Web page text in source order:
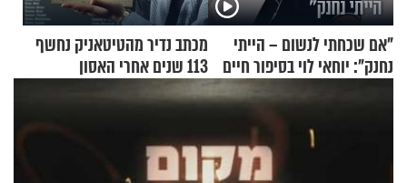
"אם שכחתי לנשום – הייתי
נחנק": יוחאי לוי בסיפור חיים
מכתב נדיר מהטיטאניק נחשף
113 שנים אחרי האסון